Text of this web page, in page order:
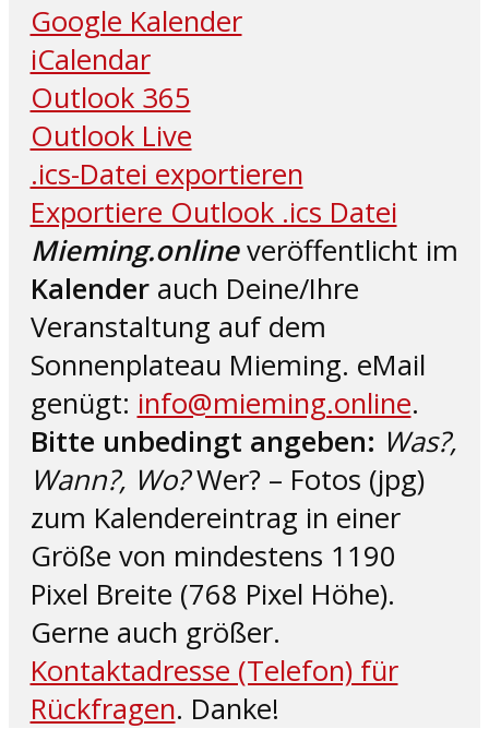
Google Kalender
iCalendar
Outlook 365
Outlook Live
.ics-Datei exportieren
Exportiere Outlook .ics Datei
Mieming.onlineveröffentlicht im
Kalenderauch Deine/Ihre
Veranstaltung auf dem
Sonnenplateau Mieming. eMail
genügt: info@mieming.online.
Bitte unbedingt angeben: Was?,
Wann?, Wo?Wer? – Fotos (jpg)
zum Kalendereintrag in einer
Größe von mindestens 1190
Pixel Breite (768 Pixel Höhe).
Gerne auch größer.
Kontaktadresse (Telefon) für
Rückfragen. Danke!